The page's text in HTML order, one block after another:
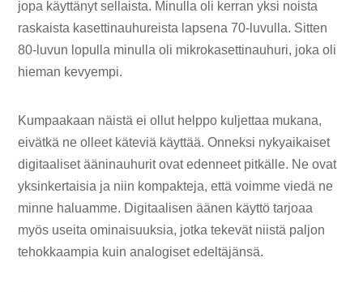
jopa käyttänyt sellaista. Minulla oli kerran yksi noista
raskaista kasettinauhureista lapsena 70-luvulla. Sitten
80-luvun lopulla minulla oli mikrokasettinauhuri, joka oli
hieman kevyempi.
Kumpaakaan näistä ei ollut helppo kuljettaa mukana,
eivätkä ne olleet käteviä käyttää. Onneksi nykyaikaiset
digitaaliset ääninauhurit ovat edenneet pitkälle. Ne ovat
yksinkertaisia ​​ja niin kompakteja, että voimme viedä ne
minne haluamme. Digitaalisen äänen käyttö tarjoaa
myös useita ominaisuuksia, jotka tekevät niistä paljon
tehokkaampia kuin analogiset edeltäjänsä.